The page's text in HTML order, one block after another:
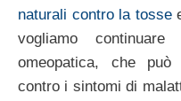
naturali contro la tosse
vogliamo
omeopatica, che
contro i sintomi di